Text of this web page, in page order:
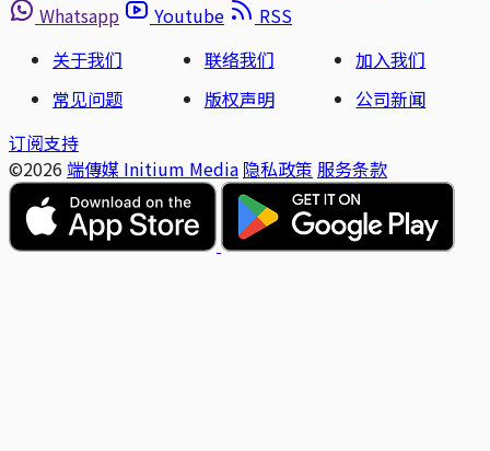
Whatsapp
Youtube
RSS
关于我们
联络我们
加入我们
常见问题
版权声明
公司新闻
订阅支持
©2026 端傳媒 Initium Media 隐私政策 服务条款